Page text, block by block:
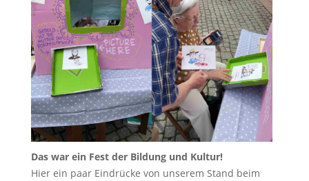
Das war ein Fest der Bildung und Kultur!
Hier ein paar Eindrücke von unserem Stand beim